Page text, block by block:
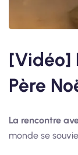
[Vidéo]
Père
La rencontre
monde se